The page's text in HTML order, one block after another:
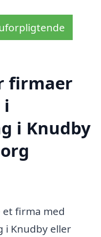
firmaer
i
i Knudby
firma med
i Knudby eller